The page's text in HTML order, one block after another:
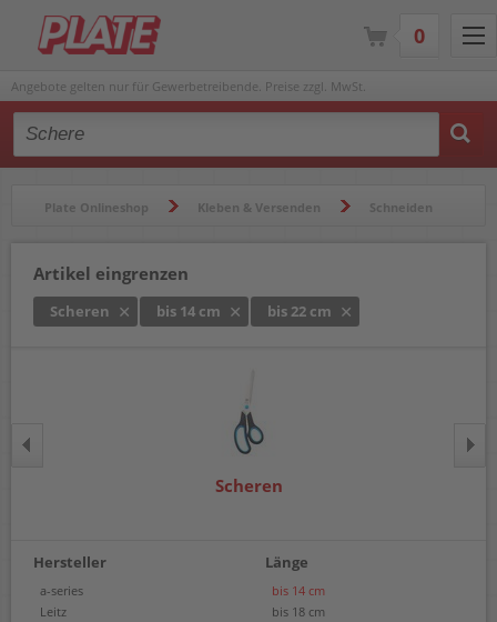
Angebote gelten nur für Gewerbetreibende. Preise zzgl. MwSt.
Type 2 or more characters for results.
Plate Onlineshop Kleben & Versenden Schneiden
Artikel eingrenzen
Scheren bis 14 cm bis 22 cm
Scheren
Hersteller
a-series
Leitz
Länge
bis 14 cm
bis 18 cm
0